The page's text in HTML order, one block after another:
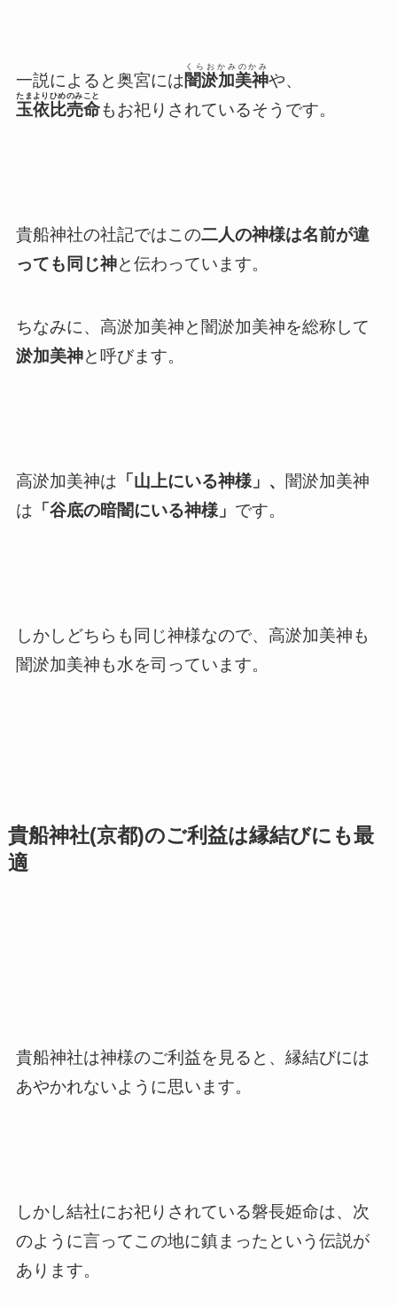
一説によると奥宮には闇淤加美神
くらおかみのかみ
や、
玉依比売命
たまよりひめのみこと
もお祀りされているそうです。
貴船神社の社記ではこの二人の神様は名前が違
っても同じ神と伝わっています。
ちなみに、高淤加美神と闇淤加美神を総称して
淤加美神と呼びます。
高淤加美神は 「山上にいる神様」、 闇淤加美神
は 「谷底の暗闇にいる神様」 です。
しかしどちらも同じ神様なので、高淤加美神も
闇淤加美神も水を司っています。
貴船神社(京都)のご利益は縁結びにも最
適
貴船神社は神様のご利益を見ると、縁結びには
あやかれないように思います。
しかし結社にお祀りされている磐長姫命は、次
のように言ってこの地に鎮まったという伝説が
あります。